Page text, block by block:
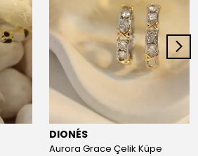
DIONÉS
Aurora Grace Çelik Küpe